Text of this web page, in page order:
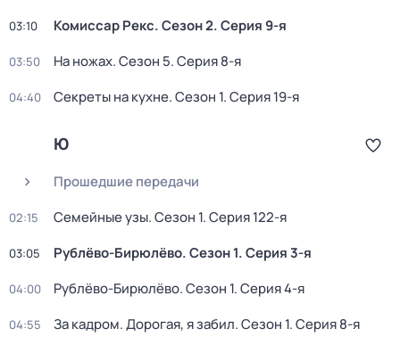
03:10 Комиссар Рекс. Сезон 2. Серия 9-я
03:50 На ножах. Сезон 5. Серия 8-я
04:40 Секреты на кухне. Сезон 1. Серия 19-я
Ю
Прошедшие передачи
02:15 Семейные узы. Сезон 1. Серия 122-я
03:05 Рублёво-Бирюлёво. Сезон 1. Серия 3-я
04:00 Рублёво-Бирюлёво. Сезон 1. Серия 4-я
04:55 За кадром. Дорогая, я забил. Сезон 1. Серия 8-я